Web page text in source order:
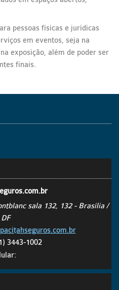
pessoas físicas e jurídicas
em eventos, seja na
exposição, além de poder ser
finais.
sala 132, 132 - Brasília /
DF
3443-1002